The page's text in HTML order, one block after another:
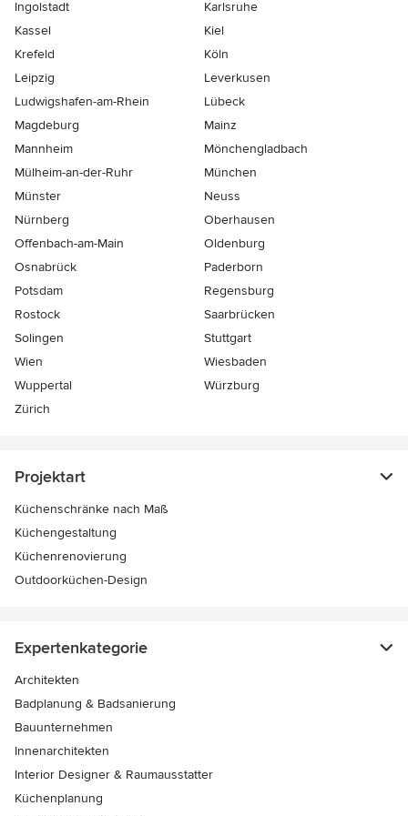
Ingolstadt
Karlsruhe
Kassel
Kiel
Krefeld
Köln
Leipzig
Leverkusen
Ludwigshafen-am-Rhein
Lübeck
Magdeburg
Mainz
Mannheim
Mönchen­gladbach
Mülheim-an-der-Ruhr
München
Münster
Neuss
Nürnberg
Oberhausen
Offenbach-am-Main
Oldenburg
Osnabrück
Paderborn
Potsdam
Regensburg
Rostock
Saarbrücken
Solingen
Stuttgart
Wien
Wiesbaden
Wuppertal
Würzburg
Zürich
Projektart
Küchenschränke nach Maß
Küchengestaltung
Küchenrenovierung
Outdoorküchen-Design
Expertenkategorie
Architekten
Badplanung & Badsanierung
Bauunternehmen
Innenarchitekten
Interior Designer & Raumausstatter
Küchenplanung